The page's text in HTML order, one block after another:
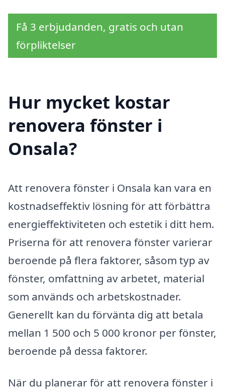
Få 3 erbjudanden, gratis och utan
förpliktelser
Hur mycket kostar
renovera fönster i
Onsala?
Att renovera fönster i Onsala kan vara en
kostnadseffektiv lösning för att förbättra
energieffektiviteten och estetik i ditt hem.
Priserna för att renovera fönster varierar
beroende på flera faktorer, såsom typ av
fönster, omfattning av arbetet, material
som används och arbetskostnader.
Generellt kan du förvänta dig att betala
mellan 1 500 och 5 000 kronor per fönster,
beroende på dessa faktorer.
När du planerar för att renovera fönster i